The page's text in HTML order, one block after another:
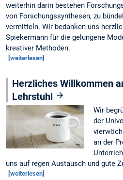
weiterhin darin bestehen
von Forschungssynthesen, zu
vermitteln. Wir bedanken uns
Spiekermann für die gelungene
kreativer Methoden.
[weiterlesen]
Herzliches Willkommen
Lehrstuhl
Wir
der
an der
uns auf regen Austausch und gute
[weiterlesen]